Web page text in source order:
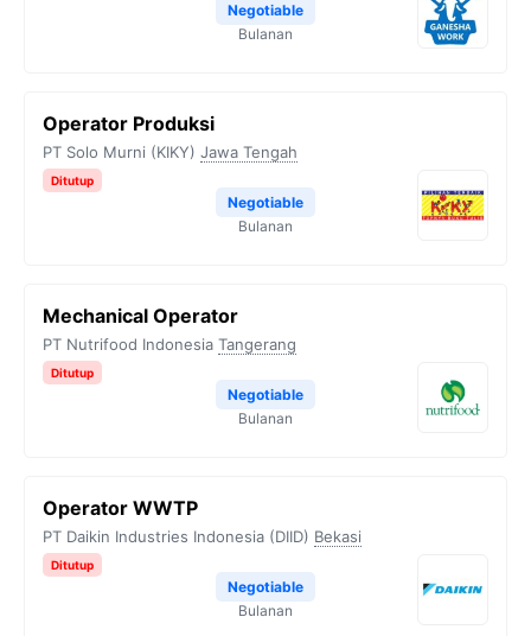
Negotiable
Bulanan
Operator Produksi
PT Solo Murni (KIKY) Jawa Tengah
Ditutup
Negotiable
Bulanan
Mechanical Operator
PT Nutrifood Indonesia Tangerang
Ditutup
Negotiable
Bulanan
Operator WWTP
PT Daikin Industries Indonesia (DIID) Bekasi
Ditutup
Negotiable
Bulanan